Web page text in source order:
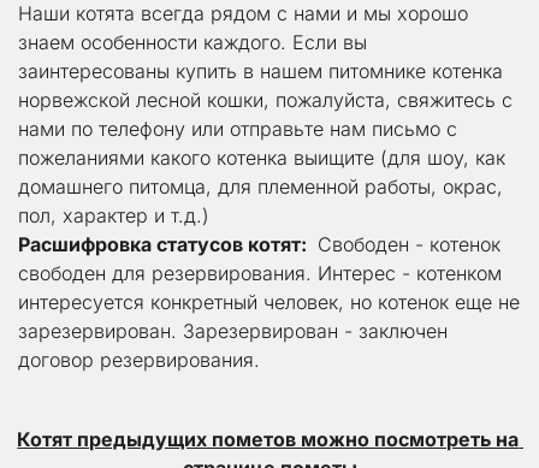
Наши котята всегда рядом с нами и мы хорошо
знаем особенности каждого. Если вы
заинтересованы купить в нашем питомнике котенка
норвежской лесной кошки, пожалуйста, свяжитесь с
нами по телефону или отправьте нам письмо с
пожеланиями какого котенка выищите (для шоу, как
домашнего питомца, для племенной работы, окрас,
пол, характер и т.д.)
Расшифровка статусов котят:
  Свободен - котенок
свободен для резервирования. Интерес - котенком
интересуется конкретный человек, но котенок еще не
зарезервирован. Зарезервирован - заключен
договор резервирования.
Котят предыдущих пометов можно посмотреть на